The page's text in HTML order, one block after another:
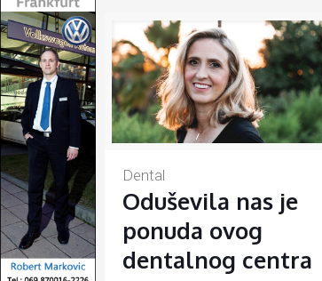
Dental
Oduševila nas je
ponuda ovog
dentalnog centra